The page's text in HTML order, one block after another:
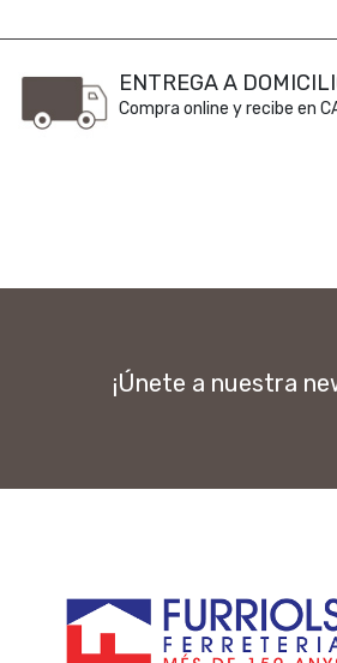
ENTREGA A
Compra online y recibe en
¡Únete a nuestra